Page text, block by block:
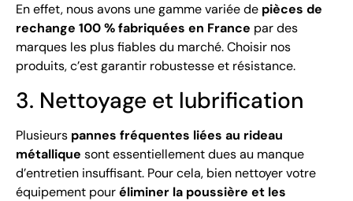
En effet, nous avons une gamme variée de pièces de
rechange 100 % fabriquées en France par des
marques les plus fiables du marché. Choisir nos
produits, c’est garantir robustesse et résistance.
3. Nettoyage et lubrification
Plusieurs pannes fréquentes liées au rideau
métallique sont essentiellement dues au manque
d’entretien insuffisant. Pour cela, bien nettoyer votre
équipement pouréliminer la poussière et les